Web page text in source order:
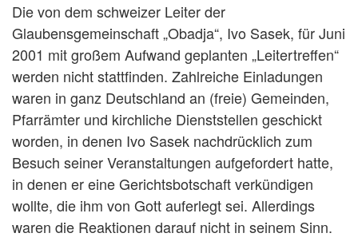
Die von dem schweizer Leiter der
Glaubensgemeinschaft „Obadja“, Ivo Sasek, für Juni
2001 mit großem Aufwand geplanten „Leitertreffen“
werden nicht stattfinden. Zahlreiche Einladungen
waren in ganz Deutschland an (freie) Gemeinden,
Pfarrämter und kirchliche Dienststellen geschickt
worden, in denen Ivo Sasek nachdrücklich zum
Besuch seiner Veranstaltungen aufgefordert hatte,
in denen er eine Gerichtsbotschaft verkündigen
wollte, die ihm von Gott auferlegt sei. Allerdings
waren die Reaktionen darauf nicht in seinem Sinn.